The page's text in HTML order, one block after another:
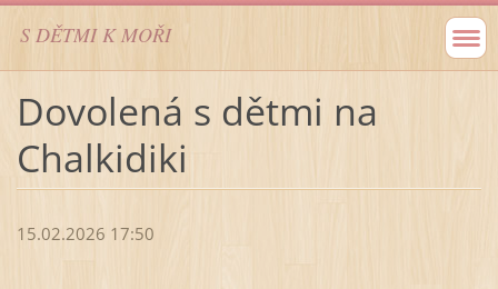
S DĚTMI K MOŘI
Dovolená s dětmi na
Chalkidiki
15.02.2026 17:50